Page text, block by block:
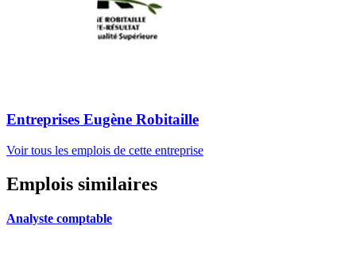
Entreprises Eugène Robitaille
Voir tous les emplois de cette entreprise
Emplois similaires
Analyste comptable